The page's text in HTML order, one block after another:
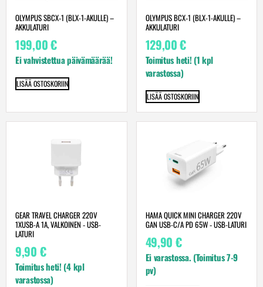
OLYMPUS SBCX‑1 (BLX-1-AKULLE) –
AKKULATURI
199,00€
Ei vahvistettua päivämäärää!
LISÄÄ OSTOSKORIIN
OLYMPUS BCX‑1 (BLX-1-AKULLE) –
AKKULATURI
129,00€
Toimitus heti! (1 kpl
varastossa)
LISÄÄ OSTOSKORIIN
GEAR TRAVEL CHARGER 220V
1XUSB-A 1A, VALKOINEN ‐ USB-
LATURI
9,90 €
Toimitus heti! (4 kpl
varastossa)
HAMA QUICK MINI CHARGER 220V
GAN USB-C/A PD 65W ‐ USB-LATURI
49,90 €
Ei varastossa. (Toimitus 7-9
pv)